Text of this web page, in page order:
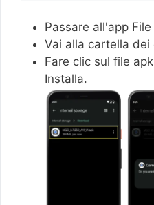
Passare all'app
Vai alla cartella dei
Fare clic sul file
Installa.